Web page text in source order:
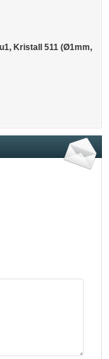
Kristall 511 (Ø1mm,